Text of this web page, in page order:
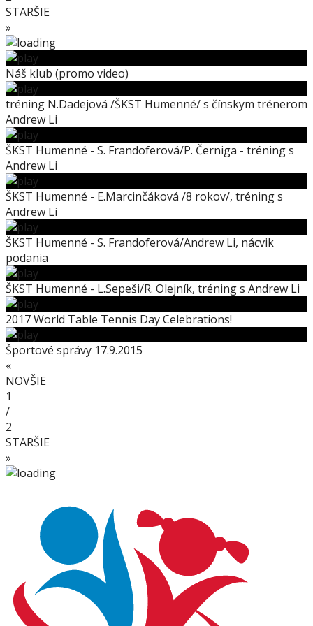
STARŠIE
»
Náš klub (promo video)
tréning N.Dadejová /ŠKST Humenné/ s čínskym trénerom
Andrew Li
ŠKST Humenné - S. Frandoferová/P. Černiga - tréning s
Andrew Li
ŠKST Humenné - E.Marcinčáková /8 rokov/, tréning s
Andrew Li
ŠKST Humenné - S. Frandoferová/Andrew Li, nácvik
podania
ŠKST Humenné - L.Sepeši/R. Olejník, tréning s Andrew Li
2017 World Table Tennis Day Celebrations!
Športové správy 17.9.2015
«
NOVŠIE
1
/
2
STARŠIE
»